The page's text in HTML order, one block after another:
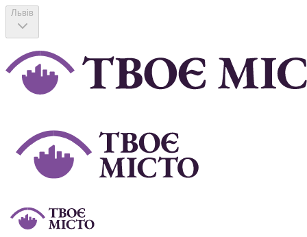
Львів